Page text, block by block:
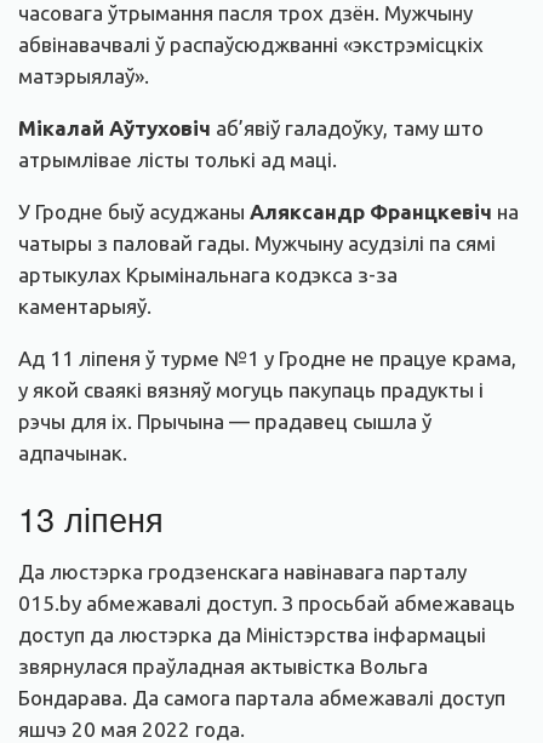
часовага ўтрымання пасля трох дзён. Мужчыну
абвінавачвалі ў распаўсюджванні «экстрэмісцкіх
матэрыялаў».
Мікалай Аўтуховіч аб’явіў галадоўку, таму што
атрымлівае лісты толькі ад маці.
У Гродне быў асуджаны Аляксандр Францкевіч на
чатыры з паловай гады. Мужчыну асудзілі па сямі
артыкулах Крымінальнага кодэкса з-за
каментарыяў.
Ад 11 ліпеня ў турме №1 у Гродне не працуе крама,
у якой сваякі вязняў могуць пакупаць прадукты і
рэчы для іх. Прычына — прадавец сышла ў
адпачынак.
13 ліпеня
Да люстэрка гродзенскага навінавага парталу
015.by абмежавалі доступ. З просьбай абмежаваць
доступ да люстэрка да Міністэрства інфармацыі
звярнулася праўладная актывістка Вольга
Бондарава. Да самога партала абмежавалі доступ
яшчэ 20 мая 2022 года.